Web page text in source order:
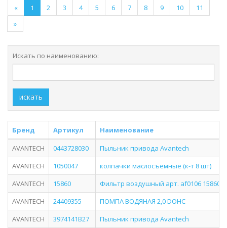
« 1 2 3 4 5 6 7 8 9 10
11
»
Искать по наименованию:
искать
Бренд Артикул
Наименование
AVANTECH
0443728030
Пыльник привода Avantech
AVANTECH
1050047
колпачки маслосъемные (к-т 8 шт)
AVANTECH
15860
Фильтр воздушный арт. af0106 15860
AVANTECH
24409355
ПОМПА ВОДЯНАЯ 2,0 DOHC
AVANTECH
3974141B27
Пыльник привода Avantech